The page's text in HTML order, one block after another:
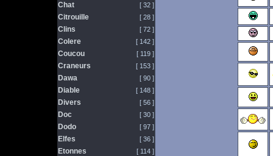
Chat [ 32 ]
Citrouille [ 28 ]
Clins [ 72 ]
Colere [ 142 ]
Coucou [ 119 ]
Craneurs [ 153 ]
Dawa [ 90 ]
Diable [ 148 ]
Divers [ 56 ]
Doc [ 30 ]
Dodo [ 97 ]
Elfes [ 36 ]
Etonnes [ 114 ]